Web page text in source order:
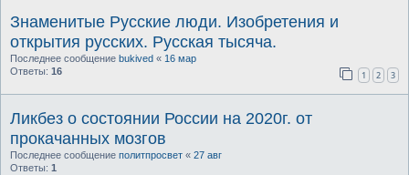
Знаменитые Русские люди. Изобретения и
открытия русских. Русская тысяча.
Последнее сообщение bukived « 16 мар
Ответы: 16 1 2 3
Ликбез о состоянии России на 2020г. от
прокачанных мозгов
Последнее сообщение политпросвет « 27 авг
Ответы: 1